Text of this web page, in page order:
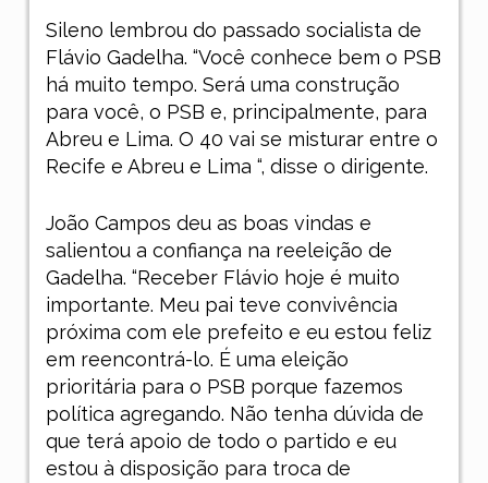
Sileno lembrou do passado socialista de
Flávio Gadelha. “Você conhece bem o PSB
há muito tempo. Será uma construção
para você, o PSB e, principalmente, para
Abreu e Lima. O 40 vai se misturar entre o
Recife e Abreu e Lima “, disse o dirigente.
João Campos deu as boas vindas e
salientou a confiança na reeleição de
Gadelha. “Receber Flávio hoje é muito
importante. Meu pai teve convivência
próxima com ele prefeito e eu estou feliz
em reencontrá-lo. É uma eleição
prioritária para o PSB porque fazemos
política agregando. Não tenha dúvida de
que terá apoio de todo o partido e eu
estou à disposição para troca de